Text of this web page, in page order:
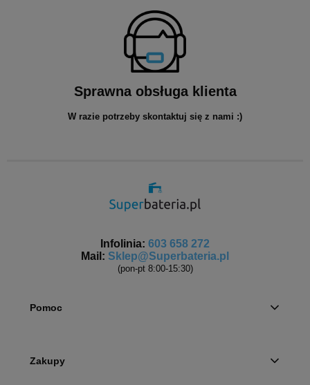
Sprawna obsługa klienta
W razie potrzeby skontaktuj się z nami :)
Infolinia: 603 658 272
Mail: Sklep@Superbateria.pl
(pon-pt 8:00-15:30)
Pomoc
Zakupy